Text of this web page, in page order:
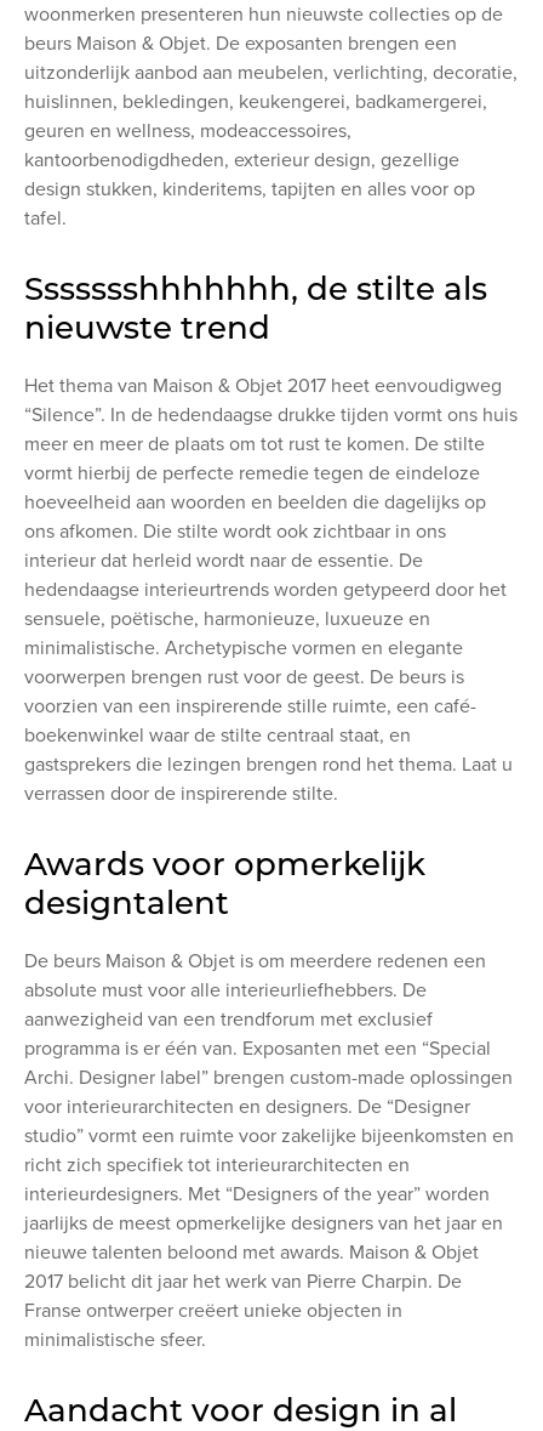
woonmerken presenteren hun nieuwste collecties op de
beurs Maison & Objet. De exposanten brengen een
uitzonderlijk aanbod aan meubelen, verlichting, decoratie,
huislinnen, bekledingen, keukengerei, badkamergerei,
geuren en wellness, modeaccessoires,
kantoorbenodigdheden, exterieur design, gezellige
design stukken, kinderitems, tapijten en alles voor op
tafel.
Ssssssshhhhhhh, de stilte als
nieuwste trend
Het thema van Maison & Objet 2017 heet eenvoudigweg
“Silence”. In de hedendaagse drukke tijden vormt ons huis
meer en meer de plaats om tot rust te komen. De stilte
vormt hierbij de perfecte remedie tegen de eindeloze
hoeveelheid aan woorden en beelden die dagelijks op
ons afkomen. Die stilte wordt ook zichtbaar in ons
interieur dat herleid wordt naar de essentie. De
hedendaagse interieurtrends worden getypeerd door het
sensuele, poëtische, harmonieuze, luxueuze en
minimalistische. Archetypische vormen en elegante
voorwerpen brengen rust voor de geest. De beurs is
voorzien van een inspirerende stille ruimte, een café-
boekenwinkel waar de stilte centraal staat, en
gastsprekers die lezingen brengen rond het thema. Laat u
verrassen door de inspirerende stilte.
Awards voor opmerkelijk
designtalent
De beurs Maison & Objet is om meerdere redenen een
absolute must voor alle interieurliefhebbers. De
aanwezigheid van een trendforum met exclusief
programma is er één van. Exposanten met een “Special
Archi. Designer label” brengen custom-made oplossingen
voor interieurarchitecten en designers. De “Designer
studio” vormt een ruimte voor zakelijke bijeenkomsten en
richt zich specifiek tot interieurarchitecten en
interieurdesigners. Met “Designers of the year” worden
jaarlijks de meest opmerkelijke designers van het jaar en
nieuwe talenten beloond met awards. Maison & Objet
2017 belicht dit jaar het werk van Pierre Charpin. De
Franse ontwerper creëert unieke objecten in
minimalistische sfeer.
Aandacht voor design in al